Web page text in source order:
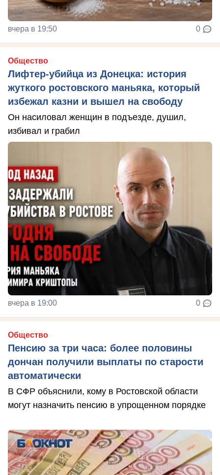
вчера в 19:50 0
Общество
Лифтер-убийца из Донецка: история
жуткого ростовского маньяка, который
избежал казни и вышел на свободу
Он насиловал женщин в подъезде, душил,
избивал и грабил
вчера в 19:00 0
Общество
Пенсию за три часа: более половины
дончан получили выплаты по старости
автоматически
В СФР объяснили, кому в Ростовской области
могут назначить пенсию в упрощенном порядке